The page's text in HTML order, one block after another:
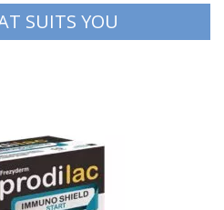
SUITS YOU